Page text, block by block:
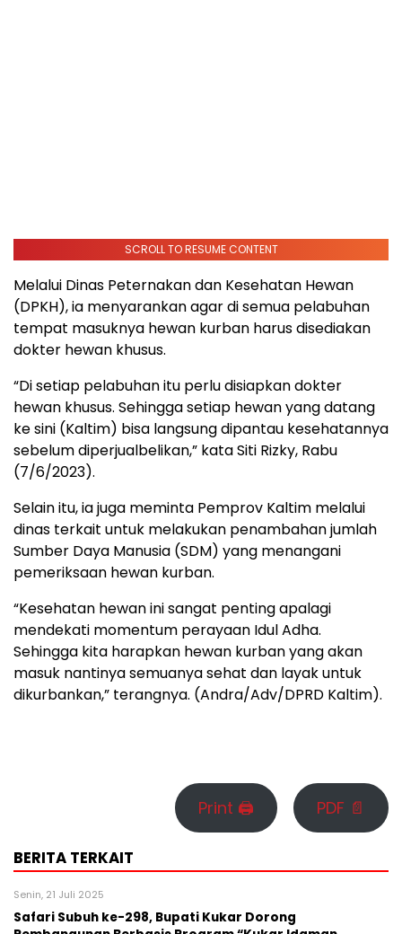
SCROLL TO RESUME CONTENT
Melalui Dinas Peternakan dan Kesehatan Hewan
(DPKH), ia menyarankan agar di semua pelabuhan
tempat masuknya hewan kurban harus disediakan
dokter hewan khusus.
“Di setiap pelabuhan itu perlu disiapkan dokter
hewan khusus. Sehingga setiap hewan yang datang
ke sini (Kaltim) bisa langsung dipantau kesehatannya
sebelum diperjualbelikan,” kata Siti Rizky, Rabu
(7/6/2023).
Selain itu, ia juga meminta Pemprov Kaltim melalui
dinas terkait untuk melakukan penambahan jumlah
Sumber Daya Manusia (SDM) yang menangani
pemeriksaan hewan kurban.
“Kesehatan hewan ini sangat penting apalagi
mendekati momentum perayaan Idul Adha.
Sehingga kita harapkan hewan kurban yang akan
masuk nantinya semuanya sehat dan layak untuk
dikurbankan,” terangnya. (Andra/Adv/DPRD Kaltim).
Print 🖨 PDF 📄
BERITA TERKAIT
Senin, 21 Juli 2025
Safari Subuh ke-298, Bupati Kukar Dorong